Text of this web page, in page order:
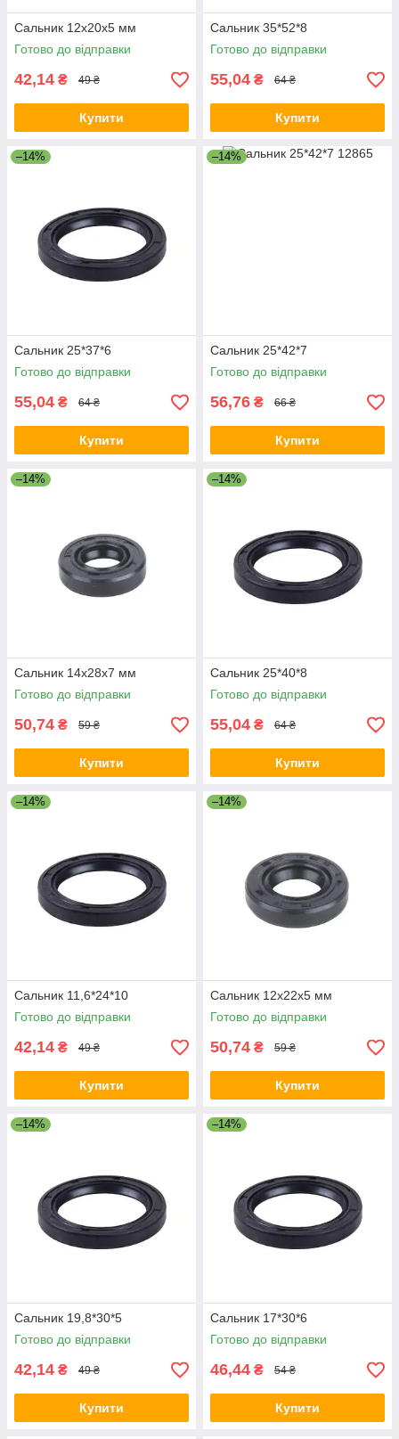
Сальник 12x20x5 мм
Готово до відправки
42,14 ₴ 49 ₴
Купити
Сальник 35*52*8
Готово до відправки
55,04 ₴ 64 ₴
Купити
–14%
Сальник 25*37*6
Готово до відправки
55,04 ₴ 64 ₴
Купити
–14%
Сальник 25*42*7
Готово до відправки
56,76 ₴ 66 ₴
Купити
–14%
Сальник 14x28x7 мм
Готово до відправки
50,74 ₴ 59 ₴
Купити
–14%
Сальник 25*40*8
Готово до відправки
55,04 ₴ 64 ₴
Купити
–14%
Сальник 11,6*24*10
Готово до відправки
42,14 ₴ 49 ₴
Купити
–14%
Сальник 12x22x5 мм
Готово до відправки
50,74 ₴ 59 ₴
Купити
–14%
Сальник 19,8*30*5
Готово до відправки
42,14 ₴ 49 ₴
Купити
–14%
Сальник 17*30*6
Готово до відправки
46,44 ₴ 54 ₴
Купити